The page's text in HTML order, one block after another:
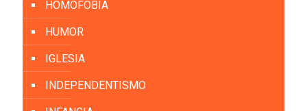
HOMOFOBIA
HUMOR
IGLESIA
INDEPENDENTISMO